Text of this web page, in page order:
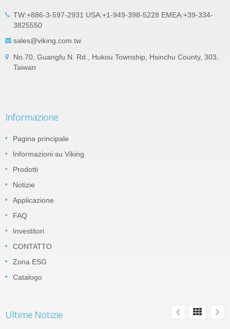
TW:+886-3-597-2931 USA:+1-949-398-5228 EMEA:+39-334-
3825550
sales@viking.com.tw
No.70, Guangfu N. Rd., Hukou Township, Hsinchu County, 303,
Taiwan
Informazione
Pagina principale
Informazioni su Viking
Prodotti
Notizie
Applicazione
FAQ
Investitori
CONTATTO
Zona ESG
Catalogo
Ultime Notizie